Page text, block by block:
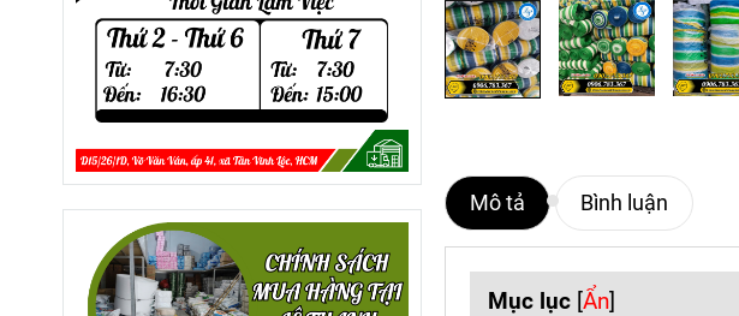
Mô tả Bình luận
Mục lục [Ẩn]